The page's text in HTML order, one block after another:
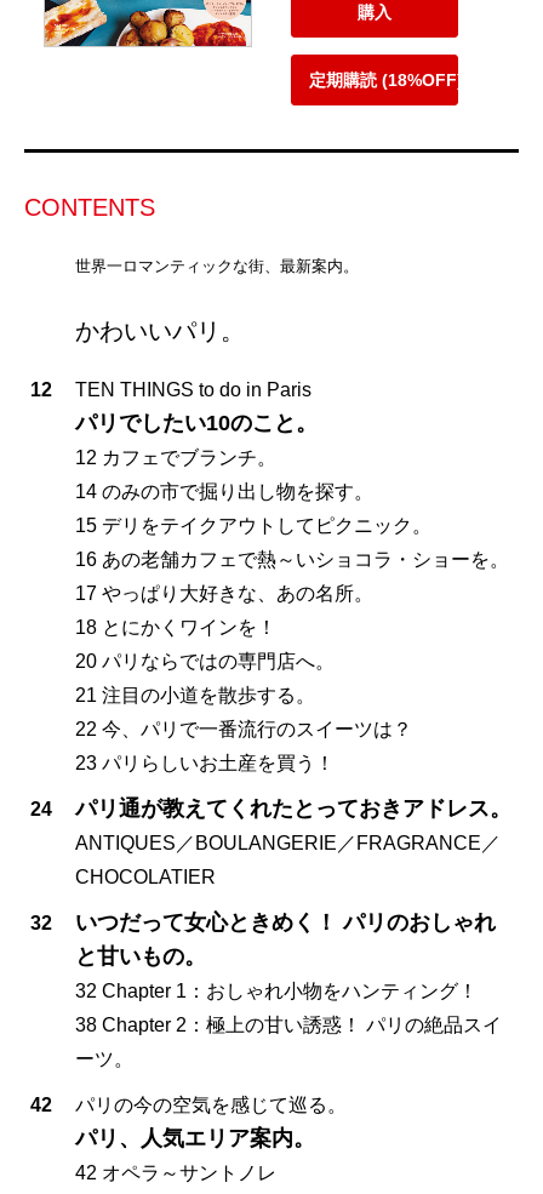
購入
定期購読 (18%OFF)
CONTENTS
世界一ロマンティックな街、最新案内。
かわいいパリ。
12 TEN THINGS to do in Paris
パリでしたい10のこと。
12 カフェでブランチ。
14 のみの市で掘り出し物を探す。
15 デリをテイクアウトしてピクニック。
16 あの老舗カフェで熱～いショコラ・ショーを。
17 やっぱり大好きな、あの名所。
18 とにかくワインを！
20 パリならではの専門店へ。
21 注目の小道を散歩する。
22 今、パリで一番流行のスイーツは？
23 パリらしいお土産を買う！
24 パリ通が教えてくれたとっておきアドレス。
ANTIQUES／BOULANGERIE／FRAGRANCE／
CHOCOLATIER
32
いつだって女心ときめく！ パリのおしゃれ
と甘いもの。
32 Chapter 1：おしゃれ小物をハンティング！
38 Chapter 2：極上の甘い誘惑！ パリの絶品スイ
ーツ。
42 パリの今の空気を感じて巡る。
パリ、人気エリア案内。
42 オペラ～サントノレ